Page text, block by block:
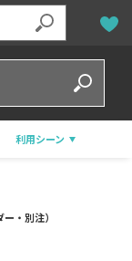
利用シーン
・別注）